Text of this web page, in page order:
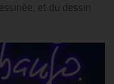
et du dessin